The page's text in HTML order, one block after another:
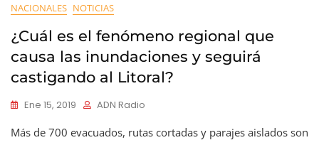
NACIONALES NOTICIAS
¿Cuál es el fenómeno regional que
causa las inundaciones y seguirá
castigando al Litoral?
Ene 15, 2019 ADN Radio
Más de 700 evacuados, rutas cortadas y parajes aislados son